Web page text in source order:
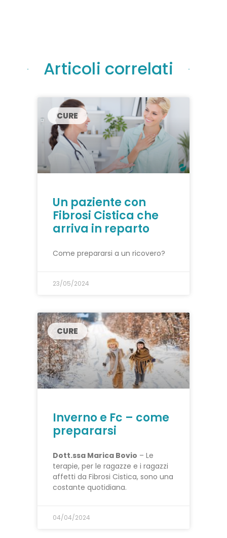
Articoli correlati
CURE
Un paziente con
Fibrosi Cistica che
arriva in reparto
Come prepararsi a un ricovero?
23/05/2024
CURE
Inverno e Fc – come
prepararsi
Dott.ssa Marica Bovio – Le
terapie, per le ragazze e i ragazzi
affetti da Fibrosi Cistica, sono una
costante quotidiana.
04/04/2024